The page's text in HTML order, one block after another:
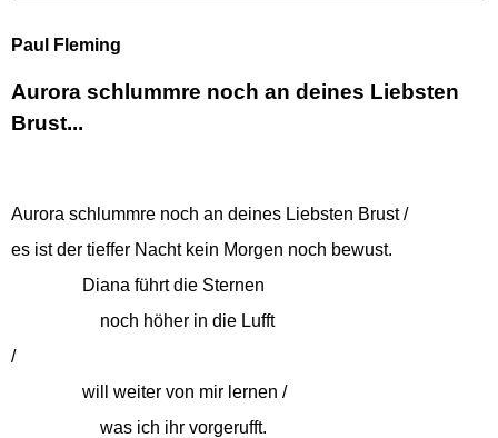
Paul Fleming
Aurora schlummre noch an deines Liebsten
Brust...
Aurora schlummre noch an deines Liebsten Brust /
es ist der tieffer Nacht kein Morgen noch bewust.
Diana führt die Sternen
noch höher in die Lufft
/
will weiter von mir lernen /
was ich ihr vorgerufft.